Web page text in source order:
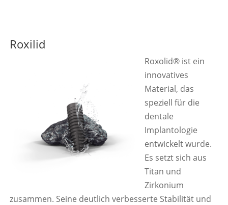
Roxilid
Roxolid® ist ein
innovatives
Material, das
speziell für die
dentale
Implantologie
entwickelt wurde.
Es setzt sich aus
Titan und
Zirkonium
zusammen. Seine deutlich verbesserte Stabilität und